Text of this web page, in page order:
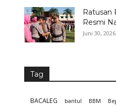
Ratusan
Resmi
Juni 30, 2026
Tag
BACALEG bantul BBM